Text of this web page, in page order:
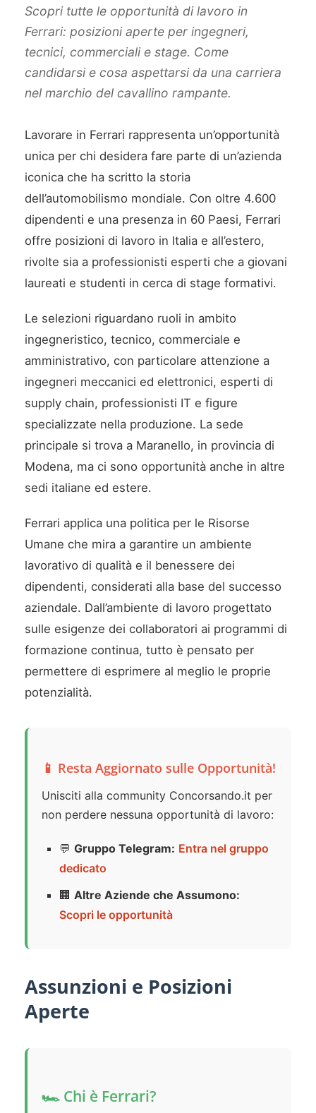
Scopri tutte le opportunità di lavoro in
Ferrari: posizioni aperte per ingegneri,
tecnici, commerciali e stage. Come
candidarsi e cosa aspettarsi da una carriera
nel marchio del cavallino rampante.
Lavorare in Ferrari rappresenta un’opportunità
unica per chi desidera fare parte di un’azienda
iconica che ha scritto la storia
dell’automobilismo mondiale. Con oltre 4.600
dipendenti e una presenza in 60 Paesi, Ferrari
offre posizioni di lavoro in Italia e all’estero,
rivolte sia a professionisti esperti che a giovani
laureati e studenti in cerca di stage formativi.
Le selezioni riguardano ruoli in ambito
ingegneristico, tecnico, commerciale e
amministrativo, con particolare attenzione a
ingegneri meccanici ed elettronici, esperti di
supply chain, professionisti IT e figure
specializzate nella produzione. La sede
principale si trova a Maranello, in provincia di
Modena, ma ci sono opportunità anche in altre
sedi italiane ed estere.
Ferrari applica una politica per le Risorse
Umane che mira a garantire un ambiente
lavorativo di qualità e il benessere dei
dipendenti, considerati alla base del successo
aziendale. Dall’ambiente di lavoro progettato
sulle esigenze dei collaboratori ai programmi di
formazione continua, tutto è pensato per
permettere di esprimere al meglio le proprie
potenzialità.
📱 Resta Aggiornato sulle Opportunità!
Unisciti alla community Concorsando.it per
non perdere nessuna opportunità di lavoro:
💬 Gruppo Telegram: Entra nel gruppo
dedicato
🏢 Altre Aziende che Assumono:
Scopri le opportunità
Assunzioni e Posizioni
Aperte
🏎️ Chi è Ferrari?